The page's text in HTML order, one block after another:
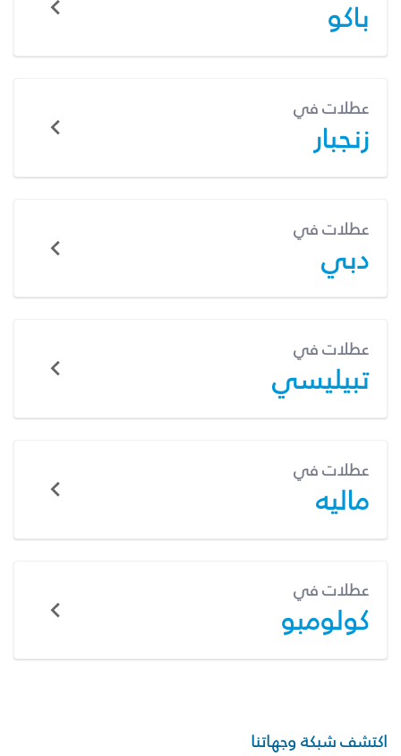
باكو
عطلات في
زنجبار
عطلات في
دبي
عطلات في
تبيليسي
عطلات في
ماليه
عطلات في
كولومبو
اكتشف شبكة وجهاتنا